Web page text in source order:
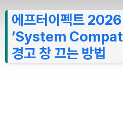
에프터이펙트
‘System
경고 창 끄는 방법